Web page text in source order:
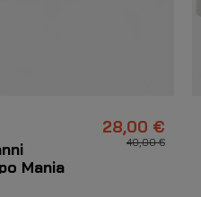
Mania
28,00 €
40,00 €